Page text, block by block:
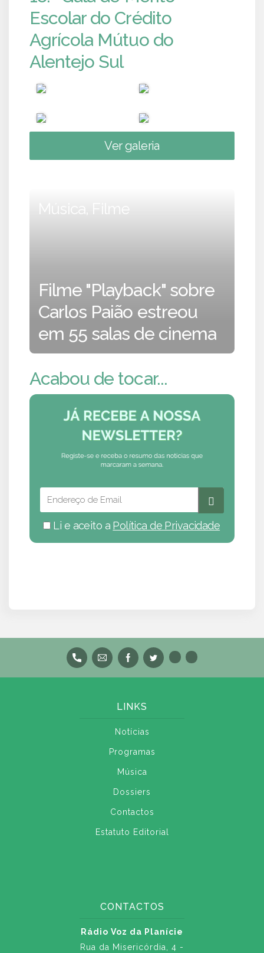
Escolar do Crédito
Agrícola Mútuo do
Alentejo Sul
Ver galeria
Música, Filme
Filme "Playback" sobre
Carlos Paião estreou
em 55 salas de cinema
Acabou de tocar...
Li e aceito a Política de Privacidade
LINKS
Notícias
Programas
Música
Dossiers
Contactos
Estatuto Editorial
CONTACTOS
Rádio Voz da Planície
Rua da Misericórdia, 4 -